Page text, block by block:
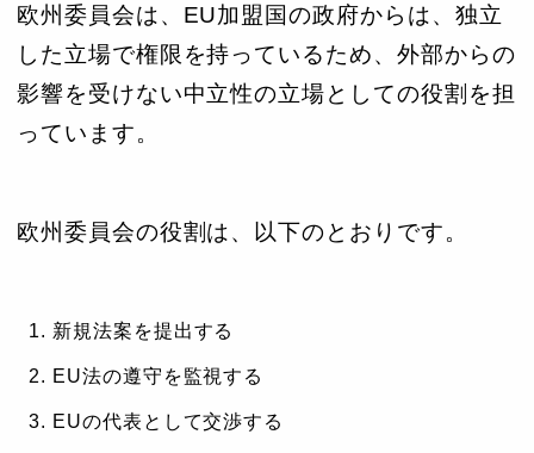
欧州委員会は、EU加盟国の政府からは、独立
した立場で権限を持っているため、外部からの
影響を受けない中立性の立場としての役割を担
っています。
欧州委員会の役割は、以下のとおりです。
新規法案を提出する
EU法の遵守を監視する
EUの代表として交渉する